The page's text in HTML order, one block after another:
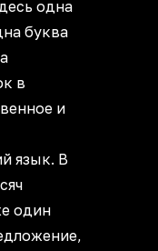
одна
буква
в
и
язык. В
один